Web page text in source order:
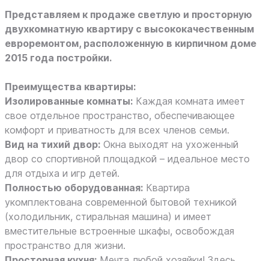
Представляем к продаже светлую и просторную
двухкомнатную квартиру с высококачественным
евроремонтом, расположенную в кирпичном доме
2015 года постройки.
Преимущества квартиры:
Изолированные комнаты: Каждая комната имеет
свое отдельное пространство, обеспечивающее
комфорт и приватность для всех членов семьи.
Вид на тихий двор: Окна выходят на ухоженный
двор со спортивной площадкой – идеальное место
для отдыха и игр детей.
Полностью оборудованная: Квартира
укомплектована современной бытовой техникой
(холодильник, стиральная машина) и имеет
вместительные встроенные шкафы, освобождая
пространство для жизни.